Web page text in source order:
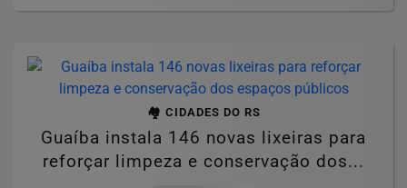
🏘️ CIDADES DO RS
Guaíba instala 146 novas lixeiras para
reforçar limpeza e conservação dos...